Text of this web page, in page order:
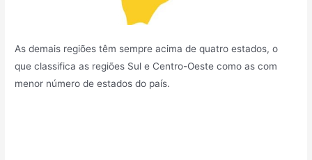
As demais regiões têm sempre acima de quatro estados, o
que classifica as regiões Sul e Centro-Oeste como as com
menor número de estados do país.